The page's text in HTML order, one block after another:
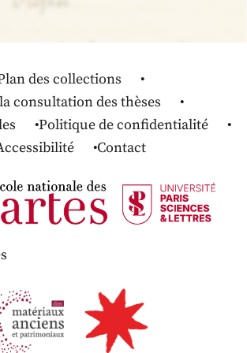
des collections
consultation des thèses
Politique de confidentialité
Contact